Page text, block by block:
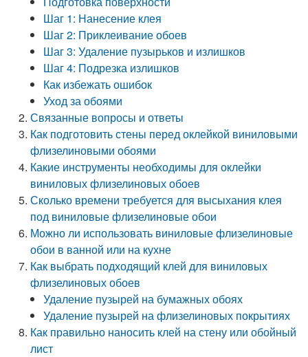
Шаг 1: Нанесение клея
Шаг 2: Приклеивание обоев
Шаг 3: Удаление пузырьков и излишков
Шаг 4: Подрезка излишков
Как избежать ошибок
Уход за обоями
Связанные вопросы и ответы
Как подготовить стены перед оклейкой виниловыми
флизелиновыми обоями
Какие инструменты необходимы для оклейки
виниловых флизелиновых обоев
Сколько времени требуется для высыхания клея
под виниловые флизелиновые обои
Можно ли использовать виниловые флизелиновые
обои в ванной или на кухне
Как выбрать подходящий клей для виниловых
флизелиновых обоев
Удаление пузырей на бумажных обоях
Удаление пузырей на флизелиновых покрытиях
Как правильно наносить клей на стену или обойный
лист